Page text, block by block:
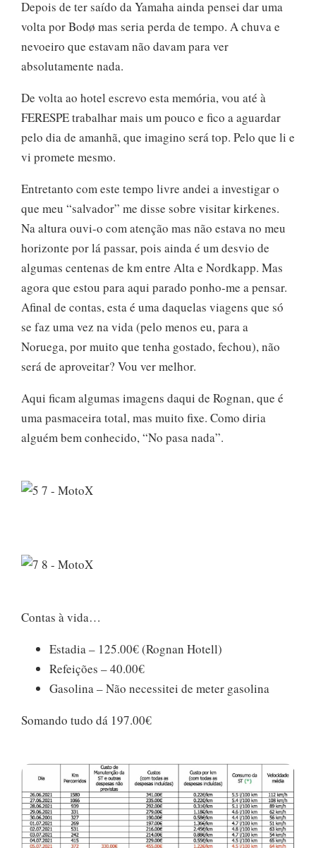
Depois de ter saído da Yamaha ainda pensei dar uma
volta por Bodø mas seria perda de tempo. A chuva e
nevoeiro que estavam não davam para ver
absolutamente nada.
De volta ao hotel escrevo esta memória, vou até à
FERESPE trabalhar mais um pouco e fico a aguardar
pelo dia de amanhã, que imagino será top. Pelo que li e
vi promete mesmo.
Entretanto com este tempo livre andei a investigar o
que meu “salvador” me disse sobre visitar kirkenes.
Na altura ouvi-o com atenção mas não estava no meu
horizonte por lá passar, pois ainda é um desvio de
algumas centenas de km entre Alta e Nordkapp. Mas
agora que estou para aqui parado ponho-me a pensar.
Afinal de contas, esta é uma daquelas viagens que só
se faz uma vez na vida (pelo menos eu, para a
Noruega, por muito que tenha gostado, fechou), não
será de aproveitar? Vou ver melhor.
Aqui ficam algumas imagens daqui de Rognan, que é
uma pasmaceira total, mas muito fixe. Como diria
alguém bem conhecido, “No pasa nada”.
Contas à vida…
Estadia – 125.00€ (Rognan Hotell)
Refeições – 40.00€
Gasolina – Não necessitei de meter gasolina
Somando tudo dá 197.00€